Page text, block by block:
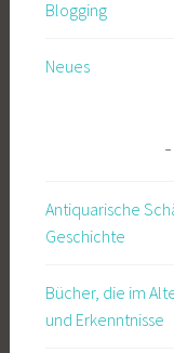
Blogging
Neues
Antiquarische
Geschichte
Bücher, die im
und Erkenntnisse